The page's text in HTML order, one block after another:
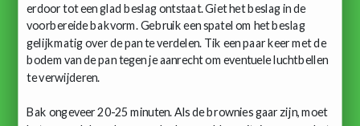
erdoor tot een glad beslag ontstaat. Giet het beslag in de
voorbereide bakvorm. Gebruik een spatel om het beslag
gelijkmatig over de pan te verdelen. Tik een paar keer met de
bodem van de pan tegen je aanrecht om eventuele luchtbellen
te verwijderen.
Bak ongeveer 20-25 minuten. Als de brownies gaar zijn, moet